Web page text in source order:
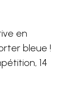
en
bleue !
14